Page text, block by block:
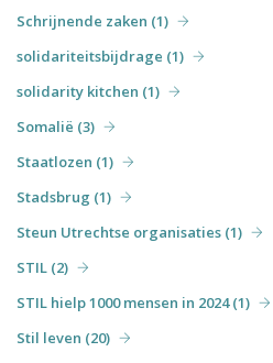
Schrijnende zaken (1)
solidariteitsbijdrage (1)
solidarity kitchen (1)
Somalië (3)
Staatlozen (1)
Stadsbrug (1)
Steun Utrechtse organisaties (1)
STIL (2)
STIL hielp 1000 mensen in 2024 (1)
Stil leven (20)